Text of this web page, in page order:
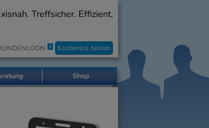
Treffsicher. Effizient.
KUNDENLOGIN i Kostenlos testen
Shop